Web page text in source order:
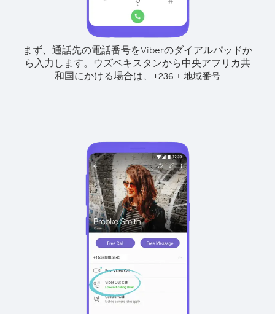
まず、通話先の電話番号をViberのダイアルパッドか
ら入力します。 ウズベキスタンから中央アフリカ共
和国にかける場合は、 +236 + 地域番号